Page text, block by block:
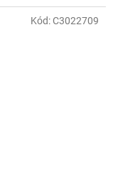
Kód:C3022709